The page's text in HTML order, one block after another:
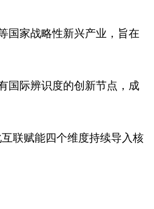
国家战略性新兴产业，旨在
国际辨识度的创新节点，成
联赋能四个维度持续导入核